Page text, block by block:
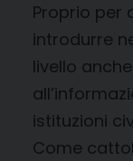
Proprio per
introdurre
livello
istituzioni
Come